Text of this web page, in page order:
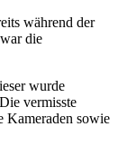
während der
die
wurde
vermisste
Kameraden sowie